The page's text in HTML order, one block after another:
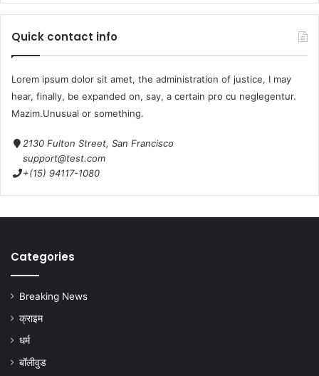
Quick contact info
Lorem ipsum dolor sit amet, the administration of justice, I may
hear, finally, be expanded on, say, a certain pro cu neglegentur.
Mazim.Unusual or something.
2130 Fulton Street, San Francisco
support@test.com
+(15) 94117-1080
Categories
Breaking News
क्राइम
धर्म
बॉलीवुड